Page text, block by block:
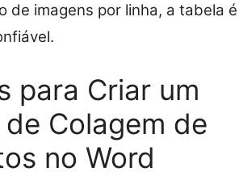
de imagens por linha, a tabela é
para Criar um
Colagem de
no Word